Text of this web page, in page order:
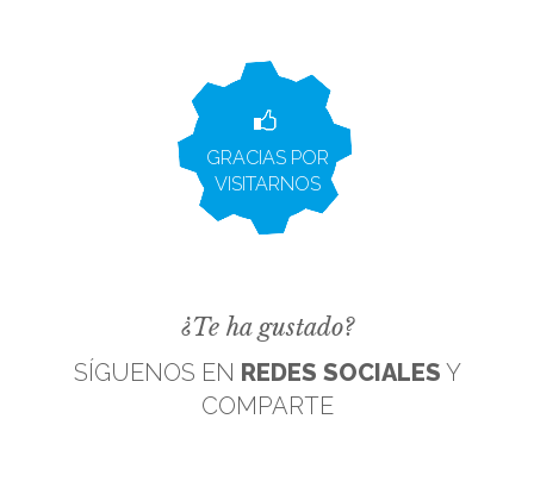
GRACIAS POR
VISITARNOS
¿Te ha gustado?
SÍGUENOS EN REDES SOCIALES Y
COMPARTE